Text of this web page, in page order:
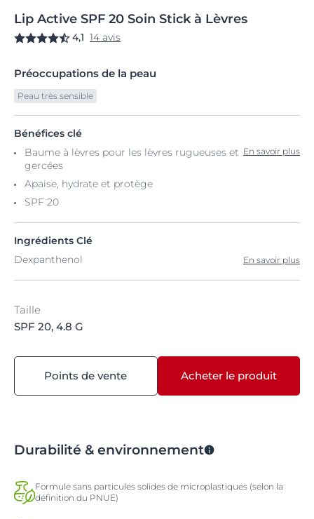
Lip Active SPF 20 Soin Stick à Lèvres
4,1 14 avis
Préoccupations de la peau
Peau très sensible
Bénéfices clé
Baume à lèvres pour les lèvres rugueuses et
gercées
Apaise, hydrate et protège
SPF 20
En savoir plus
Ingrédients Clé
Dexpanthenol
En savoir plus
Taille
SPF 20, 4.8 G
Points de vente Acheter le produit
Durabilité & environnement
Formule sans particules solides de microplastiques (selon la
définition du PNUE)